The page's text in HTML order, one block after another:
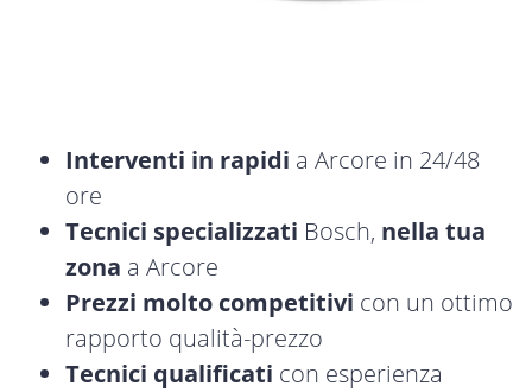
Interventi in rapidi a Arcore in 24/48
ore
Tecnici specializzati Bosch, nella tua
zona a Arcore
Prezzi molto competitivi con un ottimo
rapporto qualità-prezzo
Tecnici qualificati con esperienza